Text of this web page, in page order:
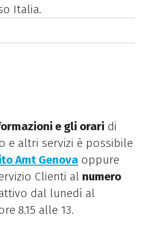
Italia.
e gli orari di
e altri servizi è possibile
Amt Genovaoppure
Clienti al numero
dal lunedì al
8.15 alle 13.